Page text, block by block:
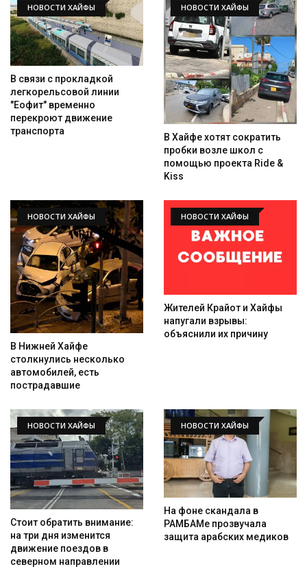
НОВОСТИ ХАЙФЫ
В связи с прокладкой
легкорельсовой линии
"Еофит" временно
перекроют движение
транспорта
НОВОСТИ ХАЙФЫ
В Хайфе хотят сократить
пробки возле школ с
помощью проекта Ride &
Kiss
НОВОСТИ ХАЙФЫ
В Нижней Хайфе
столкнулись несколько
автомобилей, есть
пострадавшие
НОВОСТИ ХАЙФЫ
Жителей Крайот и Хайфы
напугали взрывы:
объяснили их причину
НОВОСТИ ХАЙФЫ
Стоит обратить внимание:
на три дня изменится
движение поездов в
северном направлении
НОВОСТИ ХАЙФЫ
На фоне скандала в
РАМБАМе прозвучала
защита арабских медиков